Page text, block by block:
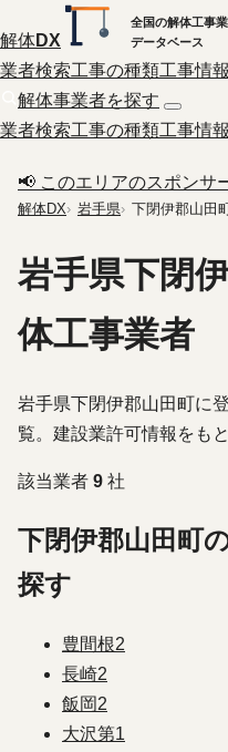
解体DX
全国の解体工事
データベース
業者検索工事の種類工事情報
解体事業者を探す
業者検索工事の種類工事情報
📢 このエリアのスポンサ
解体DX 岩手県 下閉伊郡山田
岩手県下閉
体工事業者
岩手県下閉伊郡山田町に
覧。建設業許可情報をも
該当業者 9 社
下閉伊郡山田町
探す
豊間根2
長崎2
飯岡2
大沢第1